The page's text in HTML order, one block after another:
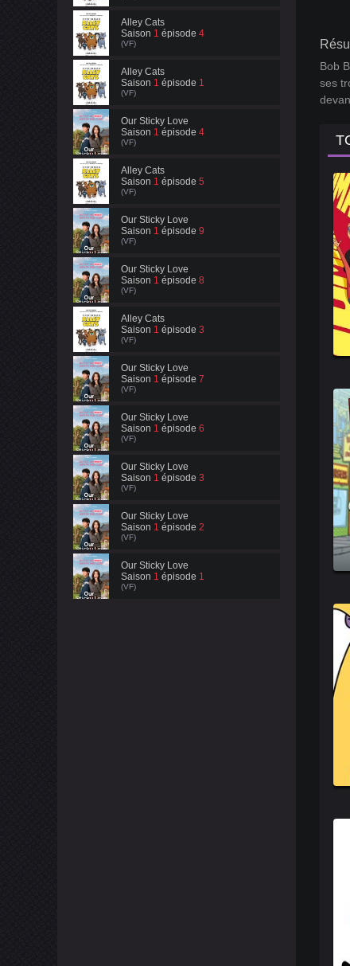
Alley Cats
Saison 1 épisode 4
(VF)
Alley Cats
Saison 1 épisode 1
(VF)
Our Sticky Love
Saison 1 épisode 4
(VF)
Alley Cats
Saison 1 épisode 5
(VF)
Our Sticky Love
Saison 1 épisode 9
(VF)
Our Sticky Love
Saison 1 épisode 8
(VF)
Alley Cats
Saison 1 épisode 3
(VF)
Our Sticky Love
Saison 1 épisode 7
(VF)
Our Sticky Love
Saison 1 épisode 6
(VF)
Our Sticky Love
Saison 1 épisode 3
(VF)
Our Sticky Love
Saison 1 épisode 2
(VF)
Our Sticky Love
Saison 1 épisode 1
(VF)
Bob
ses